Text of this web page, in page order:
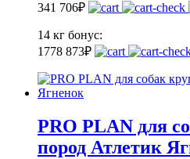
341 706₽
14 кг бонус:
1778 873₽
PRO PLAN для
пород Атлетик